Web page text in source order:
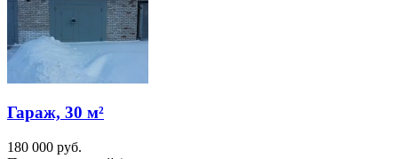
Гараж, 30 м²
180 000 руб.